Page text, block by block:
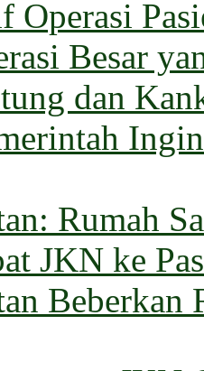
Operasi
Besar
dan
Rumah
JKN ke